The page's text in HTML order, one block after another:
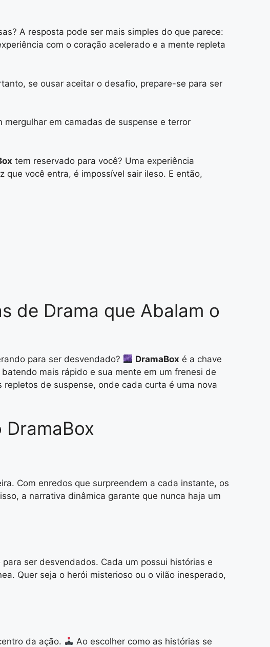
A resposta pode ser mais simples do que parece:
com o coração acelerado e a mente repleta
se ousar aceitar o desafio, prepare-se para ser
em camadas de suspense e terror
tem reservado para você? Uma experiência
você entra, é impossível sair ileso. E então,
de Drama que Abalam o
para ser desvendado? DramaBox é a chave
mais rápido e sua mente em um frenesi de
de suspense, onde cada curta é uma nova
Com enredos que surpreendem a cada instante, os
a narrativa dinâmica garante que nunca haja um
ser desvendados. Cada um possui histórias e
Quer seja o herói misterioso ou o vilão inesperado,
da ação.
Ao escolher como as histórias se